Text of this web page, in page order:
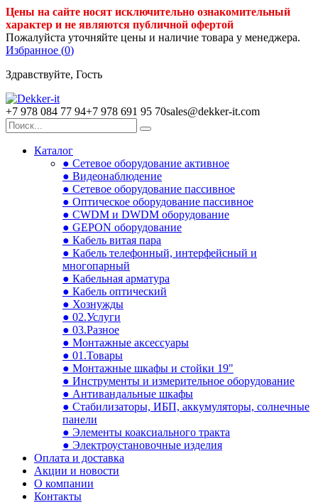
Цены на сайте носят исключительно ознакомительный
характер и не являются публичной офертой
Пожалуйста уточняйте цены и наличие товара у менеджера.
Избранное (0)
Здравствуйте, Гость
+7 978 084 77 94+7 978 691 95 70sales@dekker-it.com
Каталог
● Сетевое оборудование активное
● Видеонаблюдение
● Сетевое оборудование пассивное
● Оптическое оборудование пассивное
● CWDM и DWDM оборудование
● GEPON оборудование
● Кабель витая пара
● Кабель телефонный, интерфейсный и
многопарный
● Кабельная арматура
● Кабель оптический
● Хознужды
● 02.Услуги
● 03.Разное
● Монтажные аксессуары
● 01.Товары
● Монтажные шкафы и стойки 19"
● Инструменты и измерительное оборудование
● Антивандальные шкафы
● Стабилизаторы, ИБП, аккумуляторы, солнечные
панели
● Элементы коаксиального тракта
● Электроустановочные изделия
Оплата и доставка
Акции и новости
О компании
Контакты